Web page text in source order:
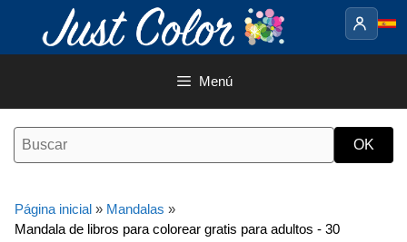
contenido
Menú
Página inicial » Mandalas »
Mandala de libros para colorear gratis para adultos - 30